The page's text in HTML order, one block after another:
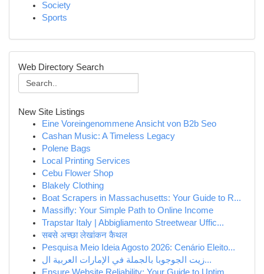
Society
Sports
Web Directory Search
New Site Listings
Eine Voreingenommene Ansicht von B2b Seo
Cashan Music: A Timeless Legacy
Polene Bags
Local Printing Services
Cebu Flower Shop
Blakely Clothing
Boat Scrapers in Massachusetts: Your Guide to R...
Massifly: Your Simple Path to Online Income
Trapstar Italy | Abbigliamento Streetwear Uffic...
सबसे अच्छा लेखांकन कैथल
Pesquisa Meio Ideia Agosto 2026: Cenário Eleito...
زيت الجوجوبا بالجملة في الإمارات العربية ال...